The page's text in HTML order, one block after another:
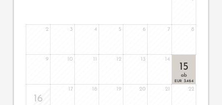
2 3 4 5 6 7 8
9 10 12 13 14
15
ab
EUR 3.464
16
17 18 19 20 21 22